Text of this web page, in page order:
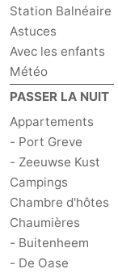
Station Balnéaire
Astuces
Avec les enfants
Météo
PASSER LA NUIT
Appartements
- Port Greve
- Zeeuwse Kust
Campings
Chambre d'hôtes
Chaumières
- Buitenheem
- De Oase